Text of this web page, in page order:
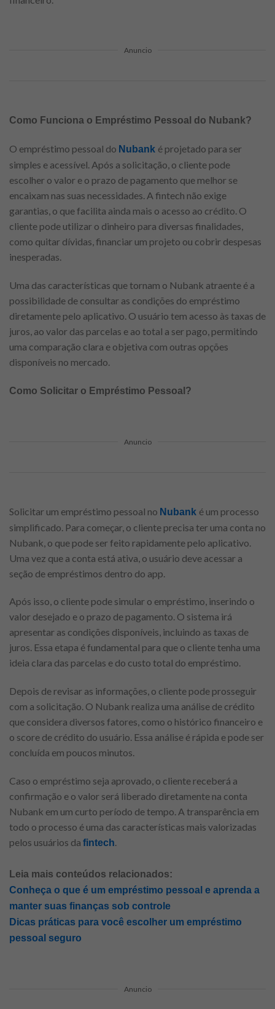
Anuncio
Como Funciona o Empréstimo Pessoal do Nubank?
O empréstimo pessoal do Nubank é projetado para ser
simples e acessível. Após a solicitação, o cliente pode
escolher o valor e o prazo de pagamento que melhor se
encaixam nas suas necessidades. A fintech não exige
garantias, o que facilita ainda mais o acesso ao crédito. O
cliente pode utilizar o dinheiro para diversas finalidades,
como quitar dívidas, financiar um projeto ou cobrir despesas
inesperadas.
Uma das características que tornam o Nubank atraente é a
possibilidade de consultar as condições do empréstimo
diretamente pelo aplicativo. O usuário tem acesso às taxas de
juros, ao valor das parcelas e ao total a ser pago, permitindo
uma comparação clara e objetiva com outras opções
disponíveis no mercado.
Como Solicitar o Empréstimo Pessoal?
Anuncio
Solicitar um empréstimo pessoal no Nubank é um processo
simplificado. Para começar, o cliente precisa ter uma conta no
Nubank, o que pode ser feito rapidamente pelo aplicativo.
Uma vez que a conta está ativa, o usuário deve acessar a
seção de empréstimos dentro do app.
Após isso, o cliente pode simular o empréstimo, inserindo o
valor desejado e o prazo de pagamento. O sistema irá
apresentar as condições disponíveis, incluindo as taxas de
juros. Essa etapa é fundamental para que o cliente tenha uma
ideia clara das parcelas e do custo total do empréstimo.
Depois de revisar as informações, o cliente pode prosseguir
com a solicitação. O Nubank realiza uma análise de crédito
que considera diversos fatores, como o histórico financeiro e
o score de crédito do usuário. Essa análise é rápida e pode ser
concluída em poucos minutos.
Caso o empréstimo seja aprovado, o cliente receberá a
confirmação e o valor será liberado diretamente na conta
Nubank em um curto período de tempo. A transparência em
todo o processo é uma das características mais valorizadas
pelos usuários da fintech.
Leia mais conteúdos relacionados:
Conheça o que é um empréstimo pessoal e aprenda a
manter suas finanças sob controle
Dicas práticas para você escolher um empréstimo
pessoal seguro
Anuncio